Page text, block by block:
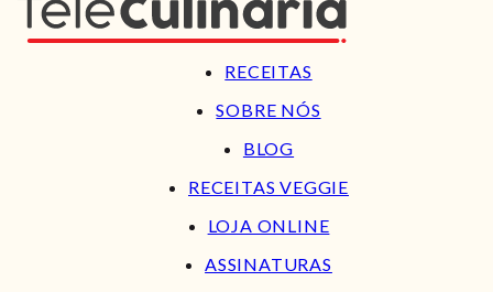
RECEITAS
SOBRE NÓS
BLOG
RECEITAS VEGGIE
LOJA ONLINE
ASSINATURAS